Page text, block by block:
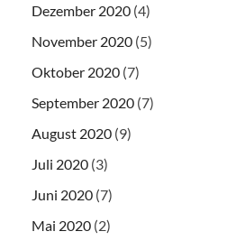
Dezember 2020 (4)
November 2020 (5)
Oktober 2020 (7)
September 2020 (7)
August 2020 (9)
Juli 2020 (3)
Juni 2020 (7)
Mai 2020 (2)